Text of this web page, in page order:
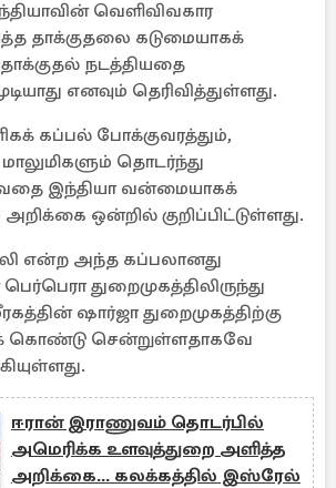
வெளிவிவகார
தாக்குதலை கடுமையாகக்
நடத்தியதை
எனவும் தெரிவித்துள்ளது.
கப்பல் போக்குவரத்தும்,
தொடர்ந்து
இந்தியா வன்மையாகக்
ஒன்றில் குறிப்பிட்டுள்ளது.
என்ற அந்த கப்பலானது
துறைமுகத்திலிருந்து
ஷார்ஜா துறைமுகத்திற்கு
கொண்டு சென்றுள்ளதாகவே
ஈரான் இராணுவம் தொடர்பில்
அமெரிக்க உளவுத்துறை அளித்த
அறிக்கை... கலக்கத்தில் இஸ்ரேல்